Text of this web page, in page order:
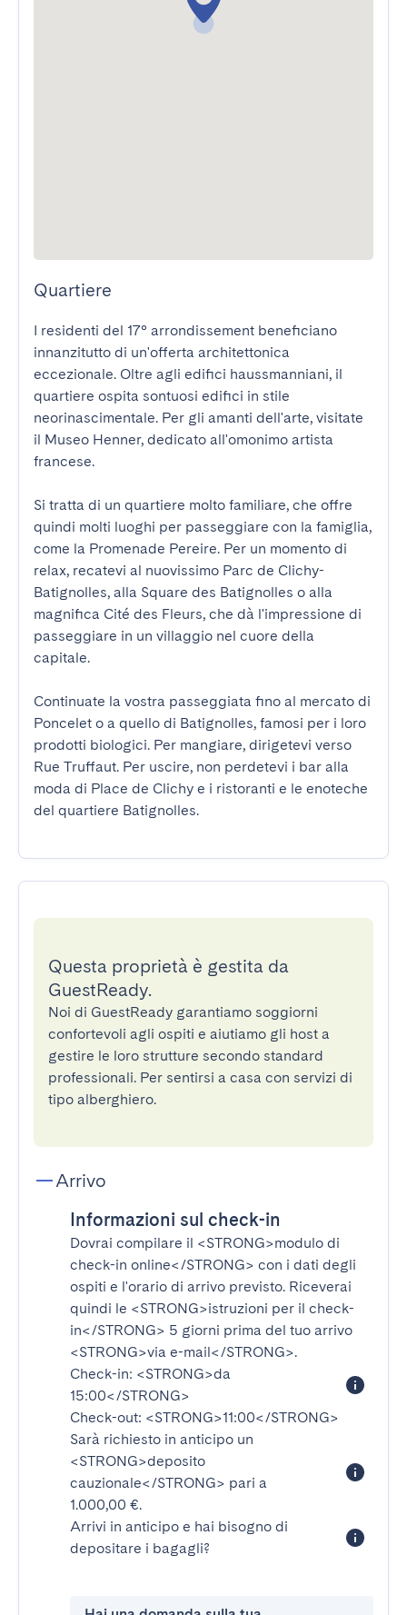
Quartiere
I residenti del 17° arrondissement beneficiano
innanzitutto di un'offerta architettonica
eccezionale. Oltre agli edifici haussmanniani, il
quartiere ospita sontuosi edifici in stile
neorinascimentale. Per gli amanti dell'arte, visitate
il Museo Henner, dedicato all'omonimo artista
francese.
Si tratta di un quartiere molto familiare, che offre
quindi molti luoghi per passeggiare con la famiglia,
come la Promenade Pereire. Per un momento di
relax, recatevi al nuovissimo Parc de Clichy-
Batignolles, alla Square des Batignolles o alla
magnifica Cité des Fleurs, che dà l'impressione di
passeggiare in un villaggio nel cuore della
capitale.
Continuate la vostra passeggiata fino al mercato di
Poncelet o a quello di Batignolles, famosi per i loro
prodotti biologici. Per mangiare, dirigetevi verso
Rue Truffaut. Per uscire, non perdetevi i bar alla
moda di Place de Clichy e i ristoranti e le enoteche
del quartiere Batignolles.
Questa proprietà è gestita da
GuestReady.
Noi di GuestReady garantiamo soggiorni
confortevoli agli ospiti e aiutiamo gli host a
gestire le loro strutture secondo standard
professionali. Per sentirsi a casa con servizi di
tipo alberghiero.
Arrivo
Informazioni sul check-in
Dovrai compilare il <STRONG>modulo di
check-in online</STRONG> con i dati degli
ospiti e l'orario di arrivo previsto. Riceverai
quindi le <STRONG>istruzioni per il check-
in</STRONG> 5 giorni prima del tuo arrivo
<STRONG>via e-mail</STRONG>.
Check-in: <STRONG>da
15:00</STRONG>
Check-out: <STRONG>11:00</STRONG>
Sarà richiesto in anticipo un
<STRONG>deposito
cauzionale</STRONG> pari a
1.000,00 €.
Arrivi in anticipo e hai bisogno di
depositare i bagagli?